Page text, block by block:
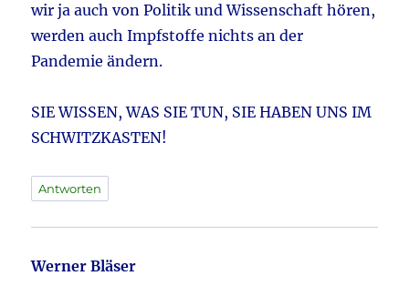
wir ja auch von Politik und Wissenschaft hören,
werden auch Impfstoffe nichts an der
Pandemie ändern.
SIE WISSEN, WAS SIE TUN, SIE HABEN UNS IM
SCHWITZKASTEN!
Antworten
Werner Bläser